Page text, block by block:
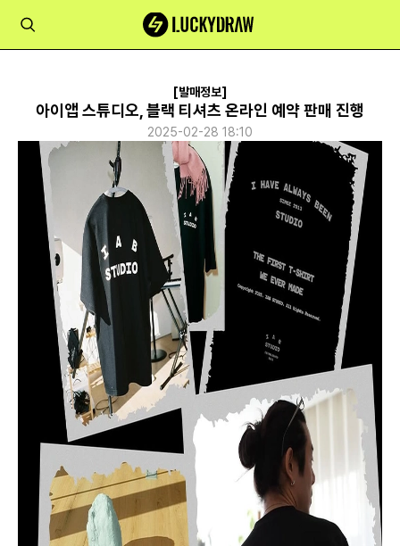
[발매정보]
아이앱 스튜디오, 블랙 티셔츠 온라인 예약 판매 진행
2025-02-28 18:10